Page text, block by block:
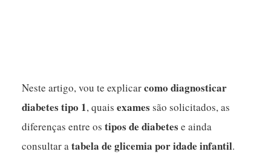
Neste artigo, vou te explicarcomo diagnosticar
diabetes tipo 1, quaisexames são solicitados, as
diferenças entre ostipos de diabetes e ainda
consultar atabela de glicemia por idade infantil.